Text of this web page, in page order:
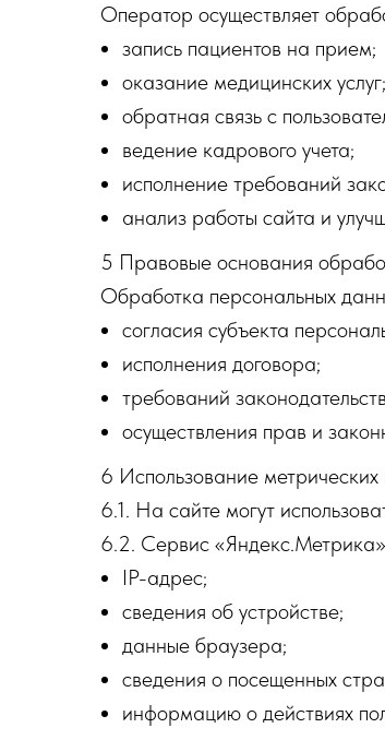
Оператор осуществляет
запись пациентов на прием;
оказание медицинских услуг;
обратная связь с
ведение кадрового учета;
исполнение требований
анализ работы сайта и
5 Правовые основания
Обработка персональных
согласия субъекта
исполнения договора;
требований
осуществления прав и
6 Использование
6.1. На сайте могут
6.2. Сервис
IP-адрес;
сведения об устройстве;
данные браузера;
сведения о посещенных
информацию о действиях